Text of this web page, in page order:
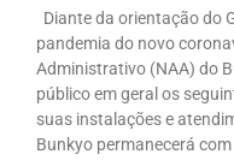
Diante da orientação do
pandemia do novo
Administrativo (NAA) do
público em geral os
suas instalações e
Bunkyo permanecerá